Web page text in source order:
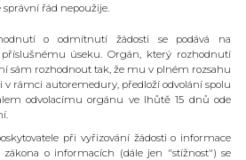
správní řád nepoužije.
o odmítnutí žádosti se podává na
úseku. Orgán, který rozhodnutí
sám rozhodnout tak, že mu v plném rozsahu
v rámci autoremedury, předloží odvolání spolu
odvolacímu orgánu ve lhůtě 15 dnů ode
při vyřizování žádosti o informace
zákona o informacích (dále jen "stížnost") se